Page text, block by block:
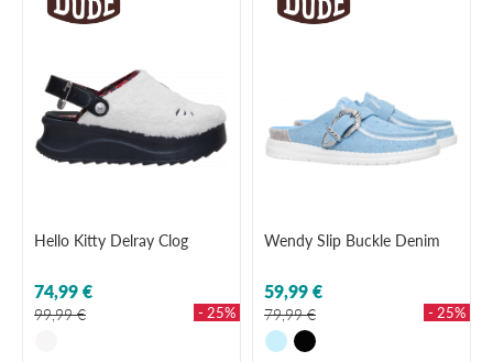
Hello Kitty Delray Clog
74,99 €
99,99 € - 25%
Wendy Slip Buckle Denim
59,99 €
79,99 € - 25%